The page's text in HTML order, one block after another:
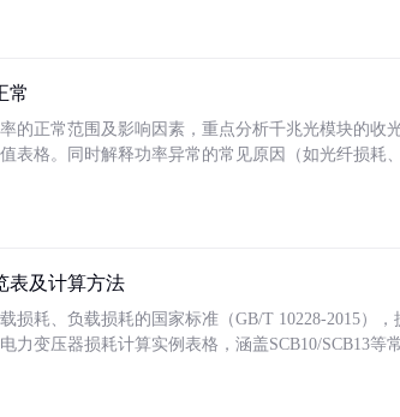
常
的正常范围及影响因素，重点分析千兆光模块的收
表格。同时解释功率异常的常见原因（如光纤损耗
表及计算方法
损耗、负载损耗的国家标准（GB/T 10228-2015）
力变压器损耗计算实例表格，涵盖SCB10/SCB13等